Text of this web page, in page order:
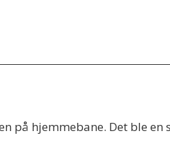
på hjemmebane. Det ble